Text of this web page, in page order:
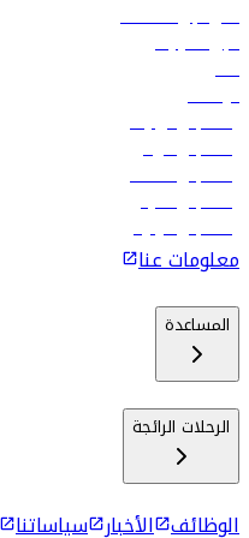
فلاي دبي للعطلات
تأجير السيارات
فنادق
الوظائف
رحلات إلى تبيليسي
رحلات إلى الرياض
رحلات إلى مسقط
رحلات إلى ماليه
رحلات إلى كولومبو
معلومات عنا
المساعدة
الرحلات الرائجة
الوظائف الأخبار سياساتنا